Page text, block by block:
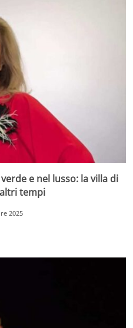
e nel lusso: la villa di
tempi
2025